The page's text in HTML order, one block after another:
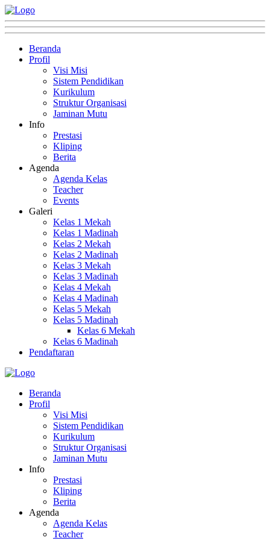
Beranda
Profil
Visi Misi
Sistem Pendidikan
Kurikulum
Struktur Organisasi
Jaminan Mutu
Info
Prestasi
Kliping
Berita
Agenda
Agenda Kelas
Teacher
Events
Galeri
Kelas 1 Mekah
Kelas 1 Madinah
Kelas 2 Mekah
Kelas 2 Madinah
Kelas 3 Mekah
Kelas 3 Madinah
Kelas 4 Mekah
Kelas 4 Madinah
Kelas 5 Mekah
Kelas 5 Madinah
Kelas 6 Mekah
Kelas 6 Madinah
Pendaftaran
Beranda
Profil
Visi Misi
Sistem Pendidikan
Kurikulum
Struktur Organisasi
Jaminan Mutu
Info
Prestasi
Kliping
Berita
Agenda
Agenda Kelas
Teacher